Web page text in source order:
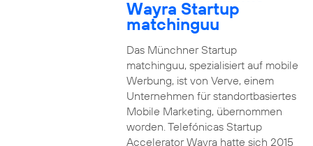
Wayra Startup
matchinguu
Das Münchner Startup
matchinguu, spezialisiert auf mobile
Werbung, ist von Verve, einem
Unternehmen für standortbasiertes
Mobile Marketing, übernommen
worden. Telefónicas Startup
Accelerator Wayra hatte sich 2015